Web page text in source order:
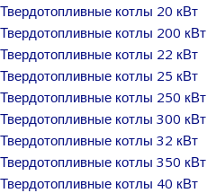
Твердотопливные котлы 20 кВт
Твердотопливные котлы 200 кВт
Твердотопливные котлы 22 кВт
Твердотопливные котлы 25 кВт
Твердотопливные котлы 250 кВт
Твердотопливные котлы 300 кВт
Твердотопливные котлы 32 кВт
Твердотопливные котлы 350 кВт
Твердотопливные котлы 40 кВт